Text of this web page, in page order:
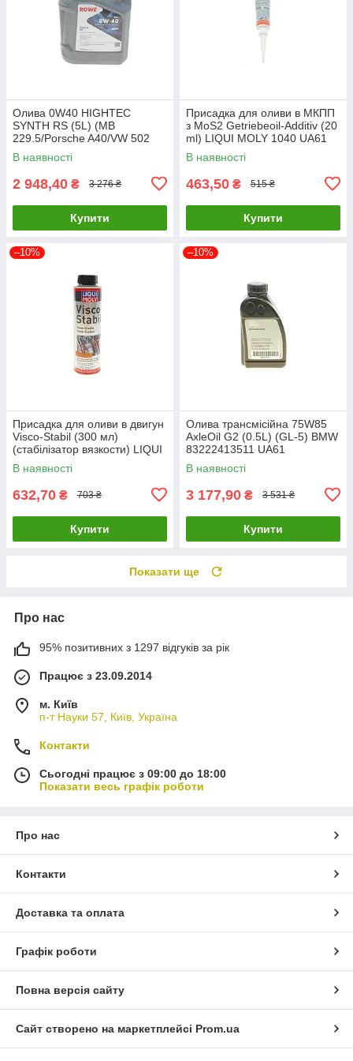
Олива 0W40 HIGHTEC
SYNTH RS (5L) (MB
229.5/Porsche A40/VW 502
00/505 00) (ACEA A3/B4) (API
20020-0050-99 UA61
В наявності
2 948,40 ₴ 3 276 ₴
Купити
Присадка для оливи в МКПП
з MoS2 Getriebeoil-Additiv (20
ml) LIQUI MOLY 1040 UA61
В наявності
463,50 ₴ 515 ₴
Купити
–10%
Присадка для оливи в двигун
Visco-Stabil (300 мл)
(cтабілізатор вязкости) LIQUI
MOLY 1017 UA61
В наявності
632,70 ₴ 703 ₴
Купити
–10%
Олива трансмісійна 75W85
AxleOil G2 (0.5L) (GL-5) BMW
83222413511 UA61
В наявності
3 177,90 ₴ 3 531 ₴
Купити
Показати ще
Про нас
95% позитивних з 1297 відгуків за рік
Працює з 23.09.2014
м. Київ
п-т Науки 57, Київ, Україна
Контакти
Сьогодні працює з 09:00 до 18:00
Показати весь графік роботи
Про нас
Контакти
Доставка та оплата
Графік роботи
Повна версія сайту
Сайт створено на маркетплейсі Prom.ua